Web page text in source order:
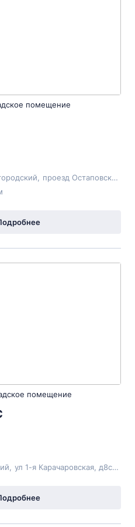
помещение
проезд Остаповский
помещение
ул 1-я Карачаровская , д8с20